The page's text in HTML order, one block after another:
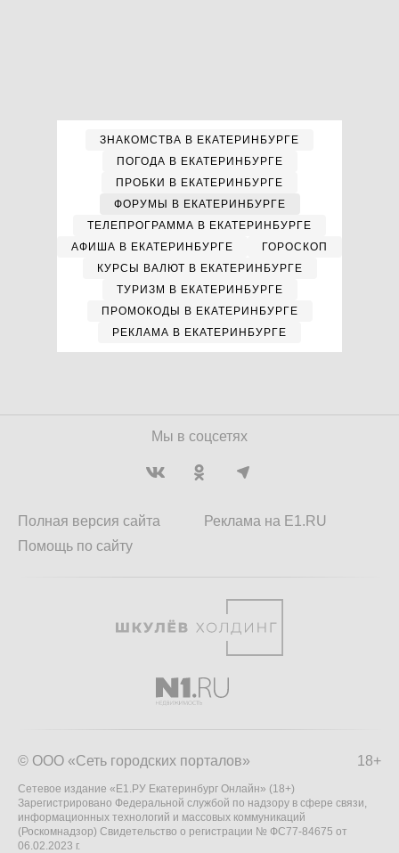
ЗНАКОМСТВА В ЕКАТЕРИНБУРГЕ
ПОГОДА В ЕКАТЕРИНБУРГЕ
ПРОБКИ В ЕКАТЕРИНБУРГЕ
ФОРУМЫ В ЕКАТЕРИНБУРГЕ
ТЕЛЕПРОГРАММА В ЕКАТЕРИНБУРГЕ
АФИША В ЕКАТЕРИНБУРГЕ
ГОРОСКОП
КУРСЫ ВАЛЮТ В ЕКАТЕРИНБУРГЕ
ТУРИЗМ В ЕКАТЕРИНБУРГЕ
ПРОМОКОДЫ В ЕКАТЕРИНБУРГЕ
РЕКЛАМА В ЕКАТЕРИНБУРГЕ
Мы в соцсетях
Полная версия сайта
Помощь по сайту
Реклама на E1.RU
18+
© ООО «Сеть городских порталов»
Сетевое издание «Е1.РУ Екатеринбург Онлайн» (18+)
Зарегистрировано Федеральной службой по надзору в сфере связи,
информационных технологий и массовых коммуникаций
(Роскомнадзор) Свидетельство о регистрации № ФС77-84675 от
06.02.2023 г.